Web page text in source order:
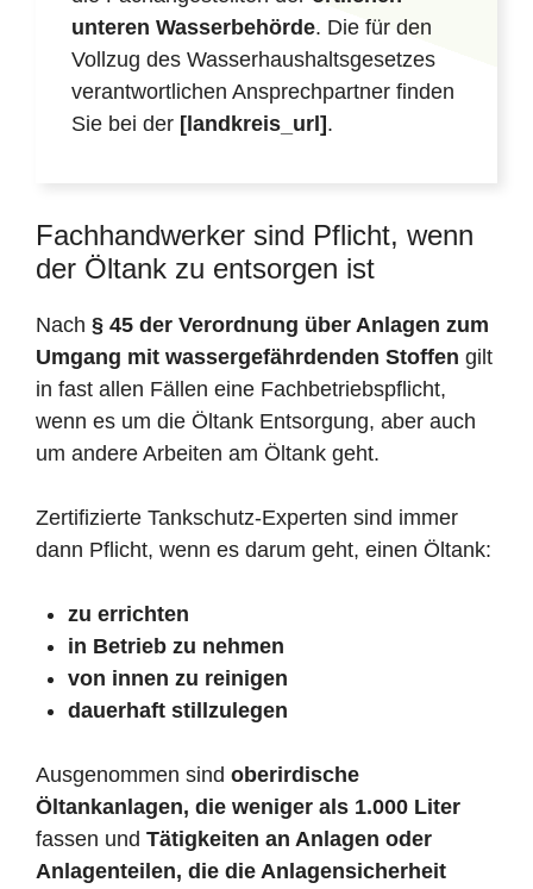
unteren Wasserbehörde. Die für den
Vollzug des Wasserhaushaltsgesetzes
verantwortlichen Ansprechpartner finden
Sie bei der [landkreis_url] .
Fachhandwerker sind Pflicht, wenn
der Öltank zu entsorgen ist
Nach § 45 der Verordnung über Anlagen zum
Umgang mit wassergefährdenden Stoffen gilt
in fast allen Fällen eine Fachbetriebspflicht,
wenn es um die Öltank Entsorgung, aber auch
um andere Arbeiten am Öltank geht.
Zertifizierte Tankschutz-Experten sind immer
dann Pflicht, wenn es darum geht, einen Öltank:
zu errichten
in Betrieb zu nehmen
von innen zu reinigen
dauerhaft stillzulegen
Ausgenommen sind oberirdische
Öltankanlagen, die weniger als 1.000 Liter
fassen und Tätigkeiten an Anlagen oder
Anlagenteilen, die die Anlagensicherheit